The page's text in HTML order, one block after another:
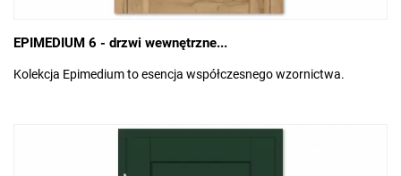
EPIMEDIUM 6 - drzwi wewnętrzne...
Kolekcja Epimedium to esencja współczesnego wzornictwa.